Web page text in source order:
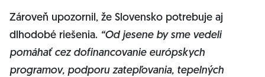
Zároveň upozornil, že Slovensko potrebuje aj
dlhodobé riešenia. “Od jesene by sme vedeli
pomáhať cez dofinancovanie európskych
programov, podporu zatepľovania, tepelných